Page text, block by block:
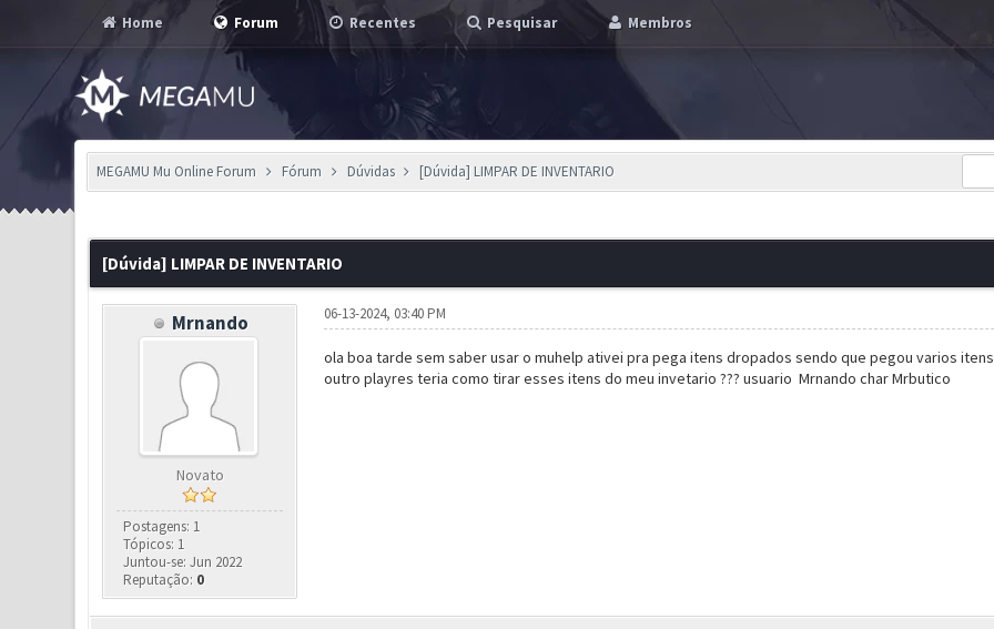
Home Forum Recentes Pesquisar Membros
MEGAMU Mu Online Forum Fórum Dúvidas [Dúvida] LIMPAR DE INVENTARIO
[Dúvida] LIMPAR DE INVENTARIO
Mrnando
Novato
Postagens: 1
Tópicos: 1
Juntou-se: Jun 2022
Reputação: 0
06-13-2024, 03:40 PM
ola boa tarde sem saber usar o muhelp ativei pra pega itens dropados sendo que pegou varios
outro playres teria como tirar esses itens do meu invetario ??? usuario Mrnando char Mrbutico